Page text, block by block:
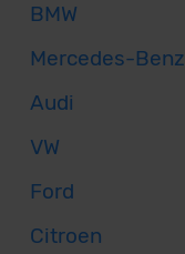
BMW
Mercedes-Benz
Audi
VW
Ford
Citroen